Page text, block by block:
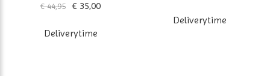
€ 44,95 € 35,00
Deliverytime
Deliverytime